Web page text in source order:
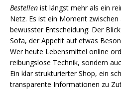
Bestellen ist längst mehr als ein
Netz. Es ist ein Moment
bewusster Entscheidung: Der
Sofa, der Appetit auf etwas
Wer heute Lebensmittel online
reibungslose Technik, sondern
Ein klar strukturierter Shop, ein
transparente Informationen zu